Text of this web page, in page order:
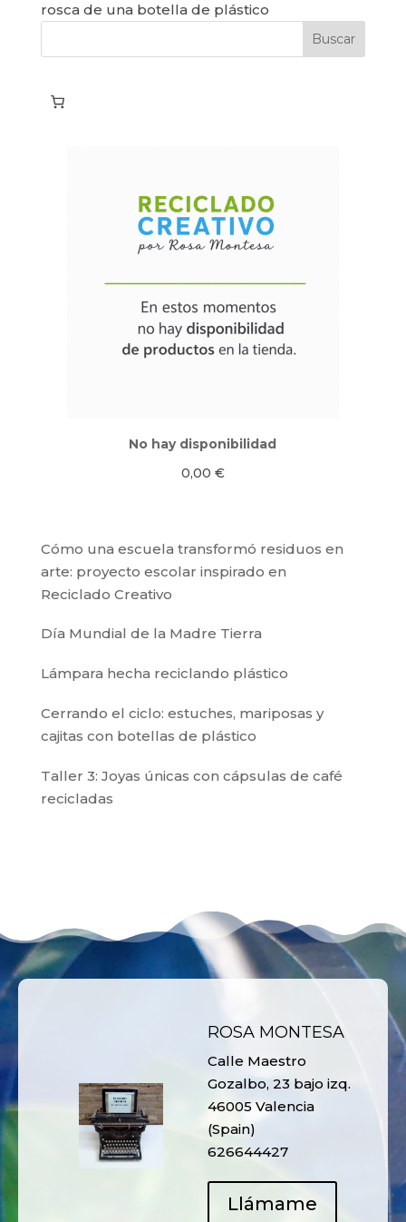
rosca de una botella de plástico
No hay disponibilidad
0,00 €
Cómo una escuela transformó residuos en
arte: proyecto escolar inspirado en
Reciclado Creativo
Día Mundial de la Madre Tierra
Lámpara hecha reciclando plástico
Cerrando el ciclo: estuches, mariposas y
cajitas con botellas de plástico
Taller 3: Joyas únicas con cápsulas de café
recicladas
ROSA MONTESA
Calle Maestro
Gozalbo, 23 bajo izq.
46005 Valencia
(Spain)
626644427
Llámame